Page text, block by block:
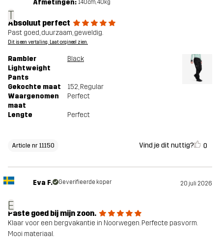
T
Afmetingen: 140cm, 40kg
Absoluut perfect
Past goed, duurzaam, geweldig.
Dit is een vertaling. Laat orgineel zien.
Rambler
Lightweight
Pants
Black
Gekochte maat 152, Regular
Waargenomen
maat
Perfect
Lengte Perfect
Article nr 11150 Vind je dit nuttig? 0
E
Eva F. Geverifieerde koper 20 juli 2026
Paste goed bij mijn zoon.
Klaar voor een bergvakantie in Noorwegen. Perfecte pasvorm.
Mooi materiaal.